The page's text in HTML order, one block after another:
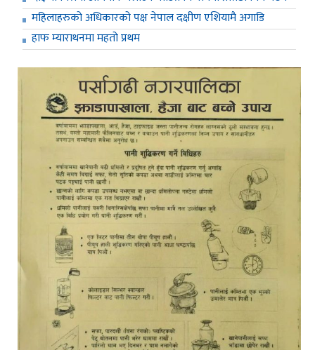
महिलाहरुको अधिकारको पक्ष नेपाल दक्षीण एशियामै अगाडि
हाफ म्याराथनमा महतो प्रथम